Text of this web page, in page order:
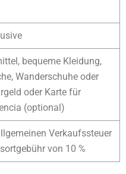
bequeme Kleidung,
Wanderschuhe oder
oder Karte für
(optional)
Verkaufssteuer
von 10 %